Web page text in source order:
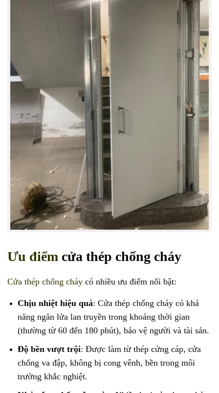
Ưu điểm cửa thép chống cháy
Cửa thép chống cháy có nhiều ưu điểm nổi bật:
Chịu nhiệt hiệu quả: Cửa thép chống cháy có khả
năng ngăn lửa lan truyền trong khoảng thời gian
(thường từ 60 đến 180 phút), bảo vệ người và tài sản.
Độ bền vượt trội: Được làm từ thép cứng cáp, cửa
chống va đập, không bị cong vênh, bền trong môi
trường khắc nghiệt.